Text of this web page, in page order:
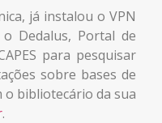
já instalou o VPN
Dedalus, Portal de
para pesquisar
sobre bases de
o bibliotecário da sua
.